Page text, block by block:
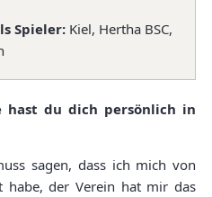
Spieler: Kiel, Hertha BSC,
hast du dich persönlich in
sagen, dass ich mich von
der Verein hat mir das